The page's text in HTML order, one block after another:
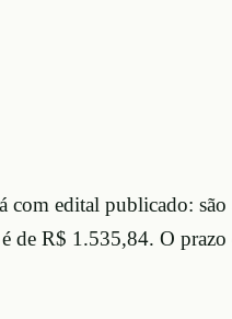
edital publicado:
R$ 1.535,84. O